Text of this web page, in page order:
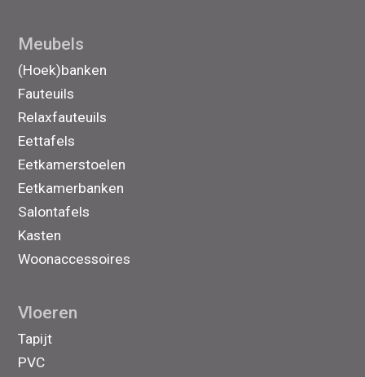
Meubels
(Hoek)banken
Fauteuils
Relaxfauteuils
Eettafels
Eetkamerstoelen
Eetkamerbanken
Salontafels
Kasten
Woonaccessoires
Vloeren
Tapijt
PVC